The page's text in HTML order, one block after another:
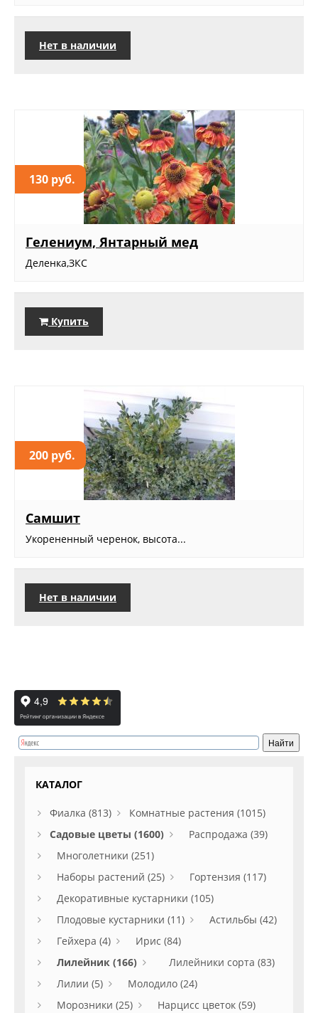
Нет в наличии
130 руб.
Гелениум, Янтарный мед
Деленка,ЗКС
Купить
200 руб.
Самшит
Укорененный черенок, высота...
Нет в наличии
КАТАЛОГ
Фиалка (813)
Комнатные растения (1015)
Садовые цветы (1600)
Распродажа (39)
Многолетники (251)
Наборы растений (25)
Гортензия (117)
Декоративные кустарники (105)
Плодовые кустарники (11)
Астильбы (42)
Гейхера (4)
Ирис (84)
Лилейник (166)
Лилейники сорта (83)
Лилии (5)
Молодило (24)
Морозники (25)
Нарцисс цветок (59)